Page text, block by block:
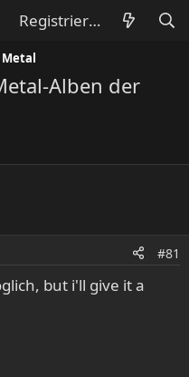
Registrieren
Metal
Alben der
#81
but i'll give it a